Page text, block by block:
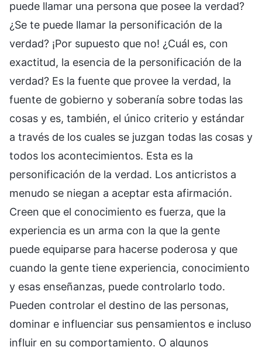
puede llamar una persona que posee la verdad?
¿Se te puede llamar la personificación de la
verdad? ¡Por supuesto que no! ¿Cuál es, con
exactitud, la esencia de la personificación de la
verdad? Es la fuente que provee la verdad, la
fuente de gobierno y soberanía sobre todas las
cosas y es, también, el único criterio y estándar
a través de los cuales se juzgan todas las cosas y
todos los acontecimientos. Esta es la
personificación de la verdad. Los anticristos a
menudo se niegan a aceptar esta afirmación.
Creen que el conocimiento es fuerza, que la
experiencia es un arma con la que la gente
puede equiparse para hacerse poderosa y que
cuando la gente tiene experiencia, conocimiento
y esas enseñanzas, puede controlarlo todo.
Pueden controlar el destino de las personas,
dominar e influenciar sus pensamientos e incluso
influir en su comportamiento. O algunos